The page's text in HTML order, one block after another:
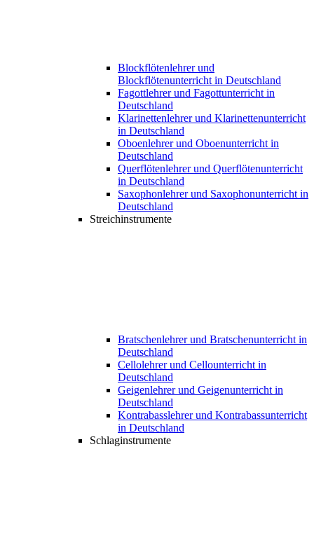
Blockflötenlehrer und
Blockflötenunterricht in Deutschland
Fagottlehrer und Fagottunterricht in
Deutschland
Klarinettenlehrer und Klarinettenunterricht
in Deutschland
Oboenlehrer und Oboenunterricht in
Deutschland
Querflötenlehrer und Querflötenunterricht
in Deutschland
Saxophonlehrer und Saxophonunterricht in
Deutschland
Streichinstrumente
Bratschenlehrer und Bratschenunterricht in
Deutschland
Cellolehrer und Cellounterricht in
Deutschland
Geigenlehrer und Geigenunterricht in
Deutschland
Kontrabasslehrer und Kontrabassunterricht
in Deutschland
Schlaginstrumente